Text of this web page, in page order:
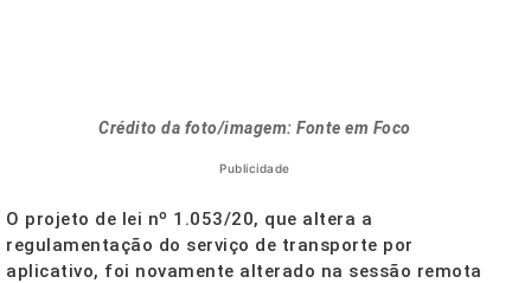
Crédito da foto/imagem: Fonte em Foco
Publicidade
O projeto de lei nº 1.053/20, que altera a
regulamentação do serviço de transporte por
aplicativo, foi novamente alterado na sessão remota